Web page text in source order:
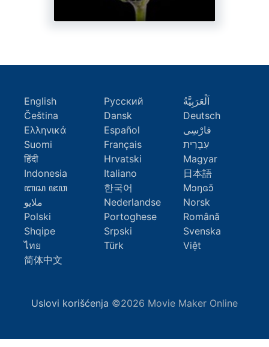
English Русский
اَلْعَرَبِيَّةُ
Čeština
Dansk
Deutsch
Ελληνικά
Español
فارْسِى
Suomi
Français
עִבְרִית
हिंदी
Hrvatski
Magyar
Indonesia
Italiano
日本語
ꦧꦱ ꦗꦮ
한국어
Mɔŋɢɔ̆
ملايو
Nederlandse
Norsk
Polski
Portoghese
Română
Shqipe
Srpski
Svenska
ไทย
Türk
Việt
简体中文
Uslovi korišćenja ©2026 Movie Maker Online